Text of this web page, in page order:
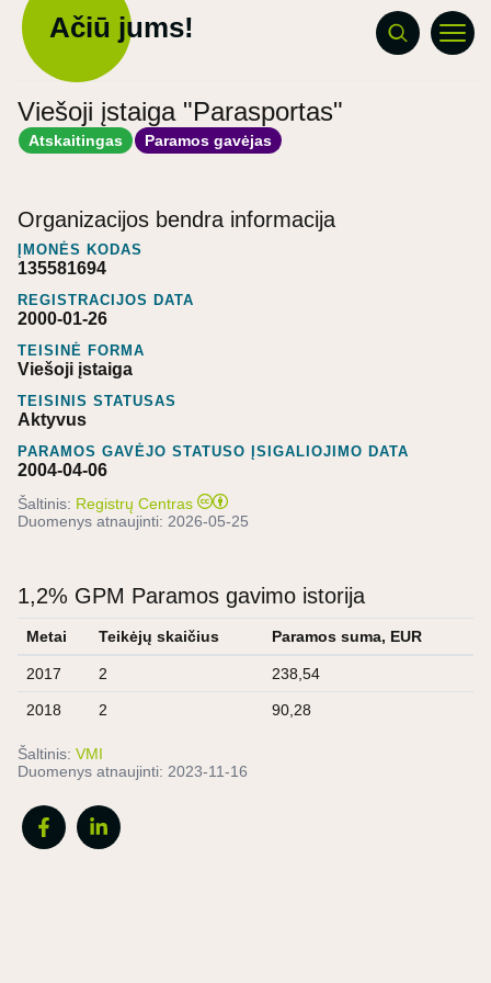
Ačiū jums!
Viešoji įstaiga "Parasportas"
Atskaitingas Paramos gavėjas
Organizacijos bendra informacija
ĮMONĖS KODAS
135581694
REGISTRACIJOS DATA
2000-01-26
TEISINĖ FORMA
Viešoji įstaiga
TEISINIS STATUSAS
Aktyvus
PARAMOS GAVĖJO STATUSO ĮSIGALIOJIMO DATA
2004-04-06
Šaltinis: Registrų Centras
Duomenys atnaujinti: 2026-05-25
1,2% GPM Paramos gavimo istorija
Metai Teikėjų skaičius Paramos suma, EUR
2017 2 238,54
2018 2 90,28
Šaltinis: VMI
Duomenys atnaujinti: 2023-11-16